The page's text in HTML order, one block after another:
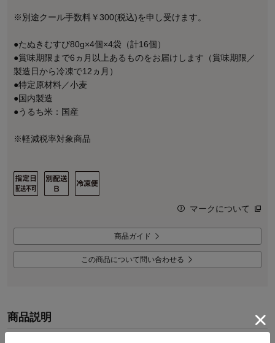
※別途クール手数料￥300(税込)を申し受けます。
●たぬきむすび80g×4個×4袋（計16個）
●賞味期限まで6ヵ月以上あるものをお届けします（賞味期限／
製造日から冷凍で12ヵ月）
●特定原材料／小麦
●国内製造
●うるち米：国産
※軽減税率対象商品
マークについて
商品ガイド
この商品について問い合わせる
商品説明